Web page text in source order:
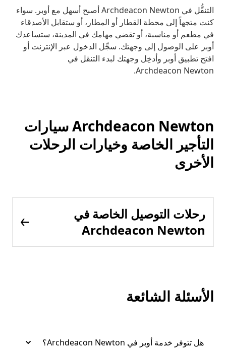
التنقُّل في Archdeacon Newton أصبح أسهل مع أوبر. سواء
كنت متجهاً إلى محطة القطار أو المطار، أو ستقابل الأصدقاء
في مطعم أو مناسبة، أو تقضي مهامك في المدينة، ستساعدك
أوبر على الوصول إلى وجهتك. سجِّل الدخول عبر الإنترنت أو
افتح تطبيق أوبر وأدخِل وجهتك لبدء التنقل في
Archdeacon Newton.
Archdeacon Newton سيارات
التأجير الخاصة وخيارات الرحلات
الأخرى
رحلات التوصيل الخاصة في
Archdeacon Newton
الأسئلة الشائعة
هل تتوفر خدمة أوبر في Archdeacon Newton؟